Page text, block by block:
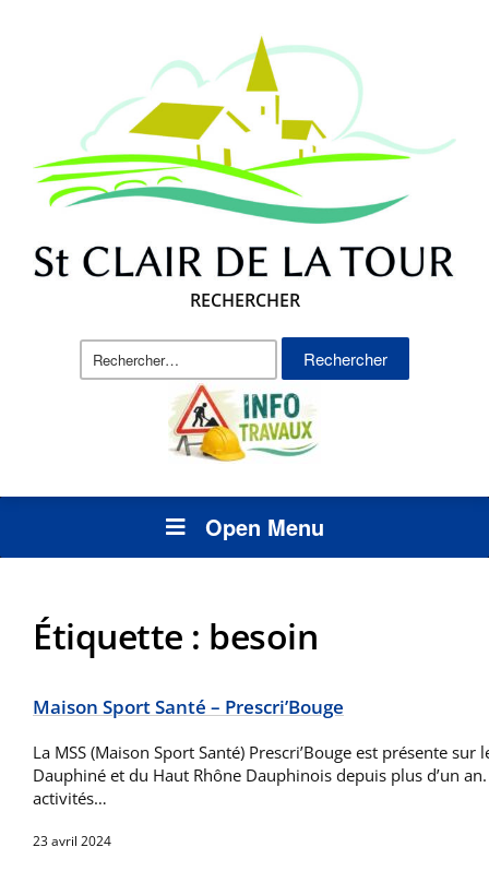
RECHERCHER
Rechercher :
Open Menu
Étiquette : besoin
Maison Sport Santé – Prescri’Bouge
La MSS (Maison Sport Santé) Prescri’Bouge est présente
Dauphiné et du Haut Rhône Dauphinois depuis plus d’un
activités…
23 avril 2024